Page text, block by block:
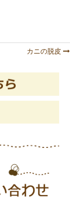
カニの脱皮